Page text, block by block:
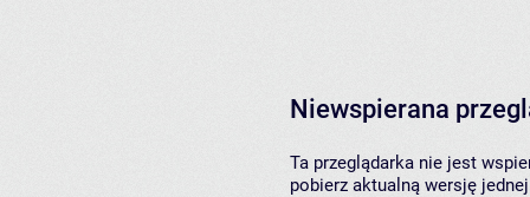
Niewspierana
Ta przeglądarka nie jest
pobierz aktualną wersję